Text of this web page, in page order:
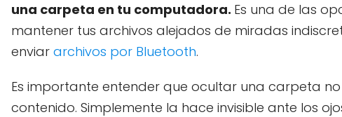
una carpeta en tu computadora. Es una de las
mantener tus archivos alejados de miradas
enviar archivos por Bluetooth.
Es importante entender que ocultar una carpeta
contenido. Simplemente la hace invisible ante los